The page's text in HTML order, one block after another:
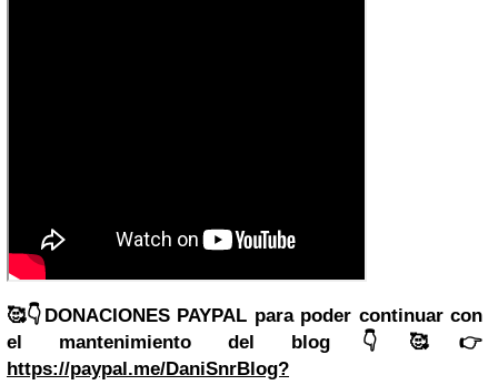
🥰👇DONACIONES PAYPAL para poder continuar con
el mantenimiento del blog👇🥰👉
https://paypal.me/DaniSnrBlog?